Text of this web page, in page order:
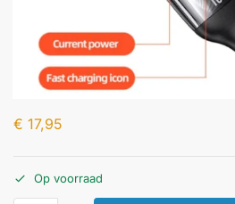
€ 17,95
Op voorraad